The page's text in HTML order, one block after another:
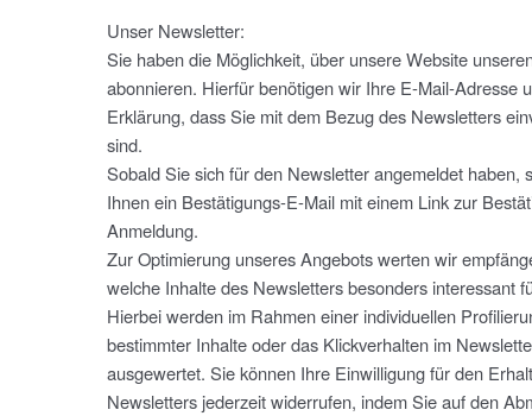
Unser Newsletter:
Sie haben die Möglichkeit, über unsere Website
abonnieren. Hierfür benötigen wir Ihre E-Mail-Adresse
Erklärung, dass Sie mit dem Bezug des Newsletters
sind.
Sobald Sie sich für den Newsletter angemeldet haben,
Ihnen ein Bestätigungs-E-Mail mit einem Link zur
Anmeldung.
Zur Optimierung unseres Angebots werten wir
welche Inhalte des Newsletters besonders interessant
Hierbei werden im Rahmen einer individuellen
bestimmter Inhalte oder das Klickverhalten im
ausgewertet. Sie können Ihre Einwilligung für den
Newsletters jederzeit widerrufen, indem Sie auf den